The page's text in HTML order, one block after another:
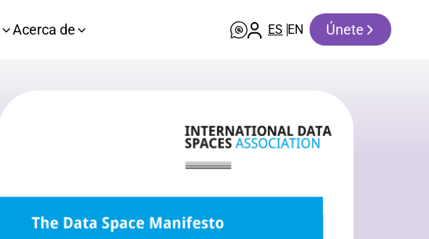
Acerca de ES EN Únete